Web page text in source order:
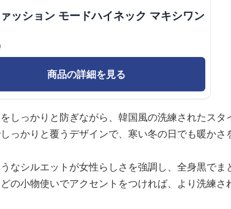
ッション モードハイネック マキシワン
商品の詳細を見る
しっかりと防ぎながら、韓国風の洗練されたス
っかりと覆うデザインで、寒い冬の日でも暖かさ
なシルエットが女性らしさを強調し、全身黒で
の小物使いでアクセントをつければ、より洗練さ